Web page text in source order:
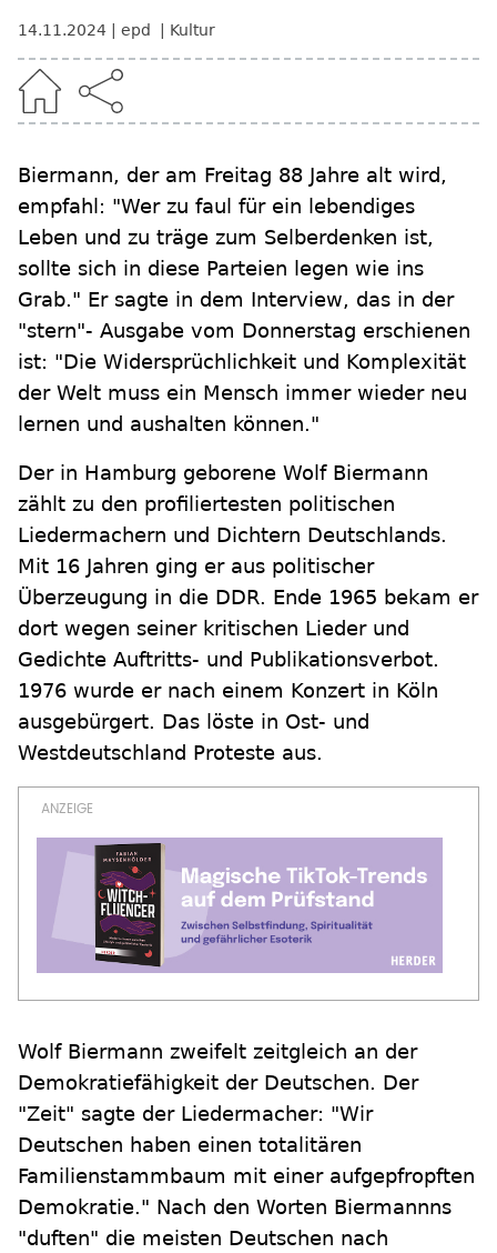
14.11.2024 epd Kultur
Biermann, der am Freitag 88 Jahre alt wird,
empfahl: "Wer zu faul für ein lebendiges
Leben und zu träge zum Selberdenken ist,
sollte sich in diese Parteien legen wie ins
Grab." Er sagte in dem Interview, das in der
"stern"- Ausgabe vom Donnerstag erschienen
ist: "Die Widersprüchlichkeit und Komplexität
der Welt muss ein Mensch immer wieder neu
lernen und aushalten können."
Der in Hamburg geborene Wolf Biermann
zählt zu den profiliertesten politischen
Liedermachern und Dichtern Deutschlands.
Mit 16 Jahren ging er aus politischer
Überzeugung in die DDR. Ende 1965 bekam er
dort wegen seiner kritischen Lieder und
Gedichte Auftritts- und Publikationsverbot.
1976 wurde er nach einem Konzert in Köln
ausgebürgert. Das löste in Ost- und
Westdeutschland Proteste aus.
Wolf Biermann zweifelt zeitgleich an der
Demokratiefähigkeit der Deutschen. Der
"Zeit" sagte der Liedermacher: "Wir
Deutschen haben einen totalitären
Familienstammbaum mit einer aufgepfropften
Demokratie." Nach den Worten Biermannns
"duften" die meisten Deutschen nach